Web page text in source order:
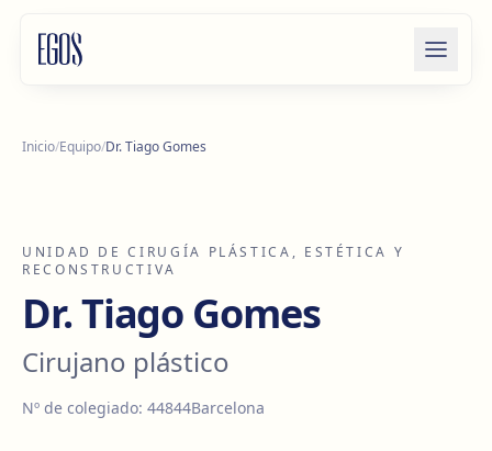
Inicio/Equipo/Dr. Tiago Gomes
UNIDAD DE CIRUGÍA PLÁSTICA, ESTÉTICA Y
RECONSTRUCTIVA
Dr. Tiago Gomes
Cirujano plástico
Nº de colegiado: 44844Barcelona